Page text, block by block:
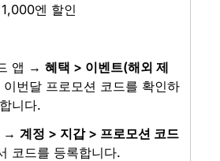
엔 할인
앱 → 혜택 > 이벤트(해외 제
이번달 프로모션 코드를 확인하
니다.
→ 계정 > 지갑 > 프로모션 코드
코드를 등록합니다.